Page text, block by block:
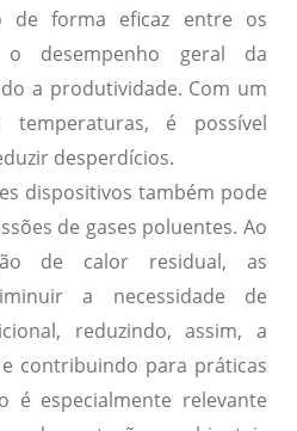
de forma eficaz entre os
o desempenho geral da
a produtividade. Com um
é possível
desperdícios.
dispositivos também pode
de gases poluentes. Ao
de calor residual, as
a necessidade de
reduzindo, assim, a
contribuindo para práticas
é especialmente relevante